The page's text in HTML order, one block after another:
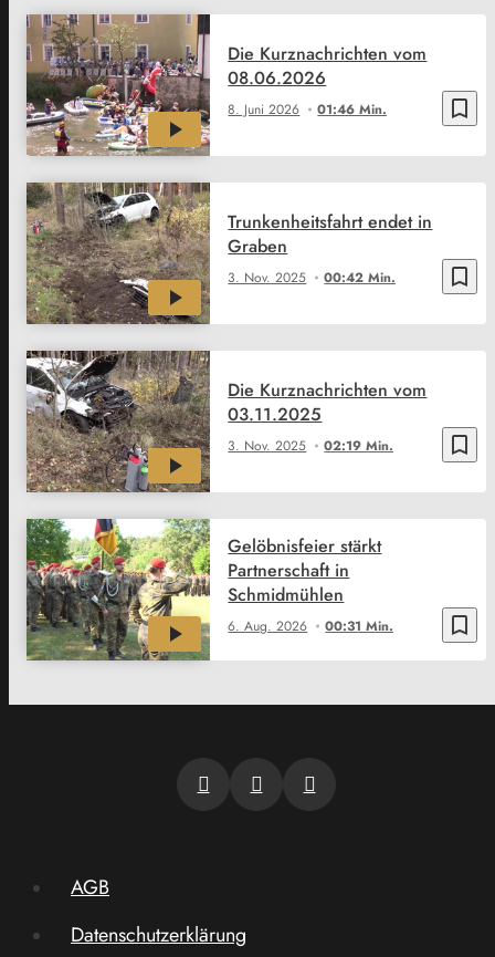
bookmark_border
8. Juni 2026 01:46 Min.
Die Kurznachrichten vom
08.06.2026
bookmark_border
3. Nov. 2025 00:42 Min.
Trunkenheitsfahrt endet in
Graben
bookmark_border
3. Nov. 2025 02:19 Min.
Die Kurznachrichten vom
03.11.2025
bookmark_border
6. Aug. 2026 00:31 Min.
Gelöbnisfeier stärkt
Partnerschaft in
Schmidmühlen
AGB
Datenschutzerklärung